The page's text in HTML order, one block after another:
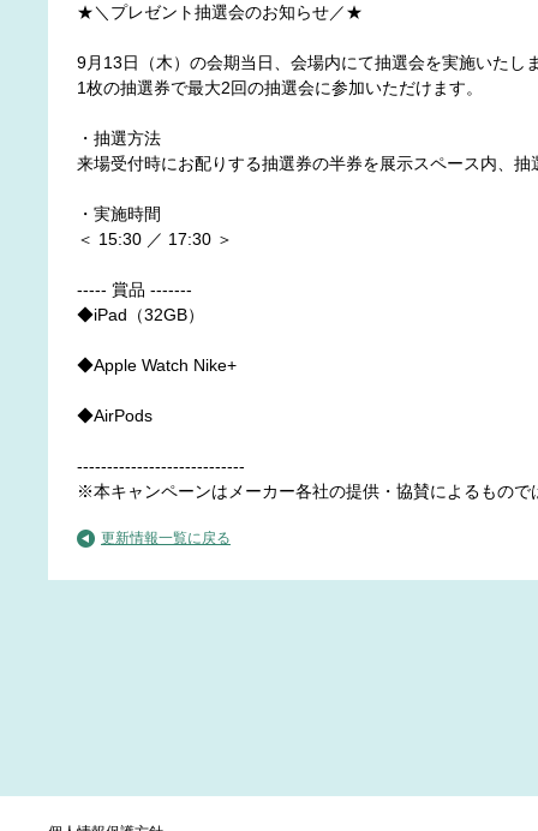
★＼プレゼント抽選会のお知らせ／★
9月13日（木）の会期当日、会場内にて抽選会を実施いたし
1枚の抽選券で最大2回の抽選会に参加いただけます。
・抽選方法
来場受付時にお配りする抽選券の半券を展示スペース内、抽
・実施時間
＜ 15:30 ／ 17:30 ＞
----- 賞品 -------
◆iPad（32GB）
◆Apple Watch Nike+
◆AirPods
----------------------------
※本キャンペーンはメーカー各社の提供・協賛によるもので
更新情報一覧に戻る